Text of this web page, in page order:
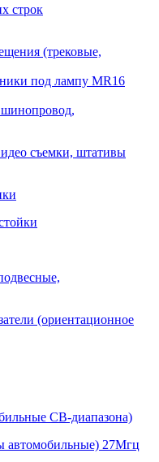
строк
(трековые,
под лампу MR16
съемки, штативы
(ориентационное
СВ-диапазона)
27Мгц